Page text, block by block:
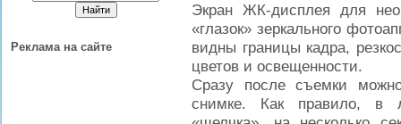
Реклама на сайте
Экран ЖК-дисплея для
«глазок» зеркального
видны границы кадра,
цветов и освещенности.
Сразу после съемки
снимке. Как правило, в